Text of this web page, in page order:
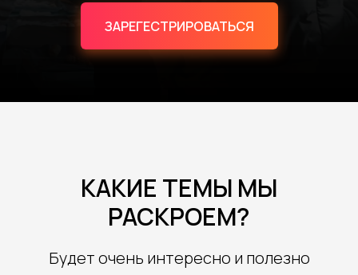
ЗАРЕГЕСТРИРОВАТЬСЯ
КАКИЕ ТЕМЫ МЫ
РАСКРОЕМ?
Будет очень интересно и полезно